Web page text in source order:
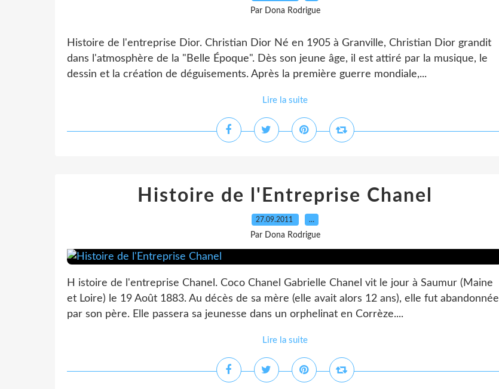
Par Dona Rodrigue
Histoire de l'entreprise Dior. Christian Dior Né en 1905 à Granville, Christian Dior grandit
dans l'atmosphère de la "Belle Époque". Dès son jeune âge, il est attiré par la musique, le
dessin et la création de déguisements. Après la première guerre mondiale,...
Lire la suite
Histoire de l'Entreprise Chanel
27.09.2011 …
Par Dona Rodrigue
H istoire de l'entreprise Chanel. Coco Chanel Gabrielle Chanel vit le jour à Saumur (Maine
et Loire) le 19 Août 1883. Au décès de sa mère (elle avait alors 12 ans), elle fut abandonnée
par son père. Elle passera sa jeunesse dans un orphelinat en Corrèze....
Lire la suite